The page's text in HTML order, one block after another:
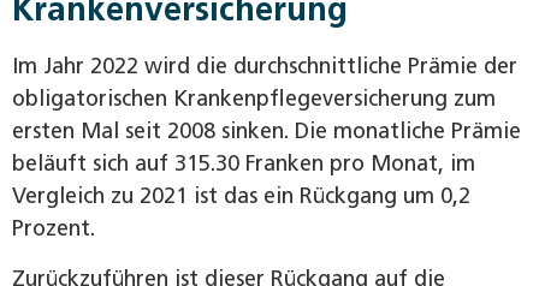
Krankenversicherung
Im Jahr 2022 wird die durchschnittliche Prämie der
obligatorischen Krankenpflegeversicherung zum
ersten Mal seit 2008 sinken. Die monatliche Prämie
beläuft sich auf 315.30 Franken pro Monat, im
Vergleich zu 2021 ist das ein Rückgang um 0,2
Prozent.
Zurückzuführen ist dieser Rückgang auf die